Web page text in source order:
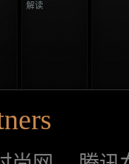
解读